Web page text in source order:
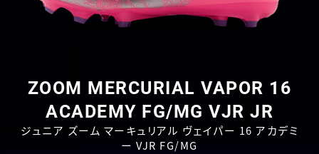
ZOOM MERCURIAL VAPOR 16
ACADEMY FG/MG VJR JR
ジュニア ズーム マーキュリアル ヴェイパー 16 アカデミ
ー VJR FG/MG